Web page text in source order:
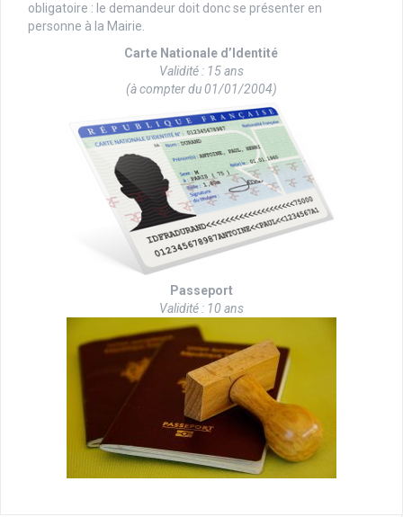
obligatoire : le demandeur doit donc se présenter en
personne à la Mairie.
Carte Nationale d’Identité
Validité : 15 ans
(à compter du 01/01/2004)
Passeport
Validité : 10 ans